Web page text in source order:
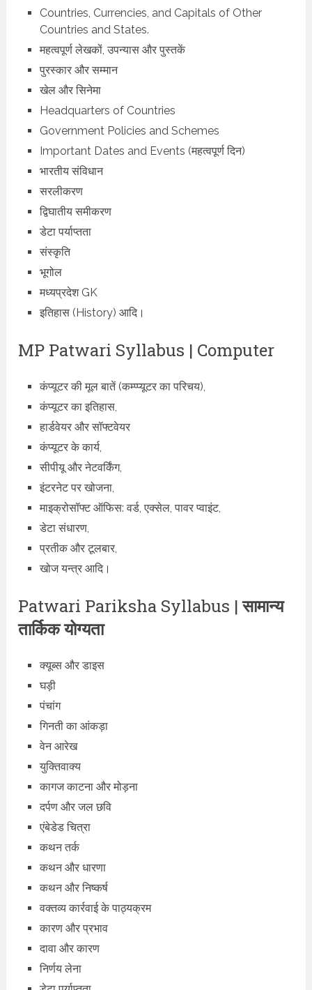
Countries, Currencies, and Capitals of Other
Countries and States.
महत्वपूर्ण लेखकों, उपन्यास और पुस्तकें
पुरस्कार और सम्मान
खेल और सिनेमा
Headquarters of Countries
Government Policies and Schemes
Important Dates and Events (महत्वपूर्ण दिन)
भारतीय संविधान
सरलीकरण
द्विघातीय समीकरण
डेटा पर्याप्तता
संस्कृति
भूगोल
मध्यप्रदेश GK
इतिहास (History) आदि।
MP Patwari Syllabus | Computer
कंप्यूटर की मूल बातें (कम्‍प्‍प्‍यूटर का परिचय),
कंप्यूटर का इतिहास,
हार्डवेयर और सॉफ्टवेयर
कंप्यूटर के कार्य,
सीपीयू और नेटवर्किंग,
इंटरनेट पर खोजना,
माइक्रोसॉफ्ट ऑफिस: वर्ड, एक्सेल, पावर प्वाइंट,
डेटा संधारण,
प्रतीक और टूलबार,
खोज यन्त्र आदि।
Patwari Pariksha Syllabus |सामान्य
तार्किक योग्यता
क्यूब्स और डाइस
घड़ी
पंचांग
गिनती का आंकड़ा
वेन आरेख
युक्तिवाक्य
कागज काटना और मोड़ना
दर्पण और जल छवि
एंबेडेड चित्रा
कथन तर्क
कथन और धारणा
कथन और निष्कर्ष
वक्तव्य कार्रवाई के पाठ्यक्रम
कारण और प्रभाव
दावा और कारण
निर्णय लेना